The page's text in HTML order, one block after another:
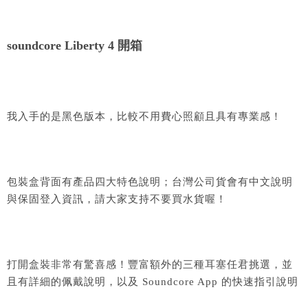
soundcore Liberty 4 開箱
我入手的是黑色版本，比較不用費心照顧且具有專業感！
包裝盒背面有產品四大特色說明；台灣公司貨會有中文說明
與保固登入資訊，請大家支持不要買水貨喔！
打開盒裝非常有驚喜感！豐富額外的三種耳塞任君挑選，並
且有詳細的佩戴說明，以及 Soundcore App 的快速指引說明